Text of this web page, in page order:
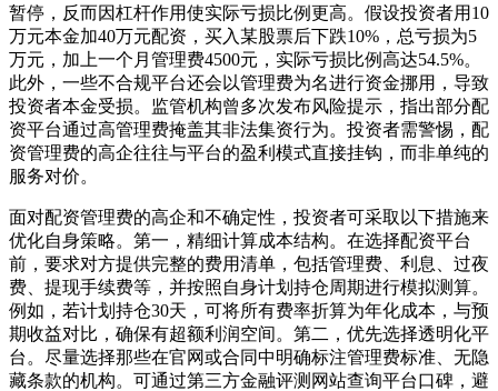
暂停，反而因杠杆作用使实际亏损比例更高。假设投资者用10
万元本金加40万元配资，买入某股票后下跌10%，总亏损为5
万元，加上一个月管理费4500元，实际亏损比例高达54.5%。
此外，一些不合规平台还会以管理费为名进行资金挪用，导致
投资者本金受损。监管机构曾多次发布风险提示，指出部分配
资平台通过高管理费掩盖其非法集资行为。投资者需警惕，配
资管理费的高企往往与平台的盈利模式直接挂钩，而非单纯的
服务对价。
面对配资管理费的高企和不确定性，投资者可采取以下措施来
优化自身策略。第一，精细计算成本结构。在选择配资平台
前，要求对方提供完整的费用清单，包括管理费、利息、过夜
费、提现手续费等，并按照自身计划持仓周期进行模拟测算。
例如，若计划持仓30天，可将所有费率折算为年化成本，与预
期收益对比，确保有超额利润空间。第二，优先选择透明化平
台。尽量选择那些在官网或合同中明确标注管理费标准、无隐
藏条款的机构。可通过第三方金融评测网站查询平台口碑，避